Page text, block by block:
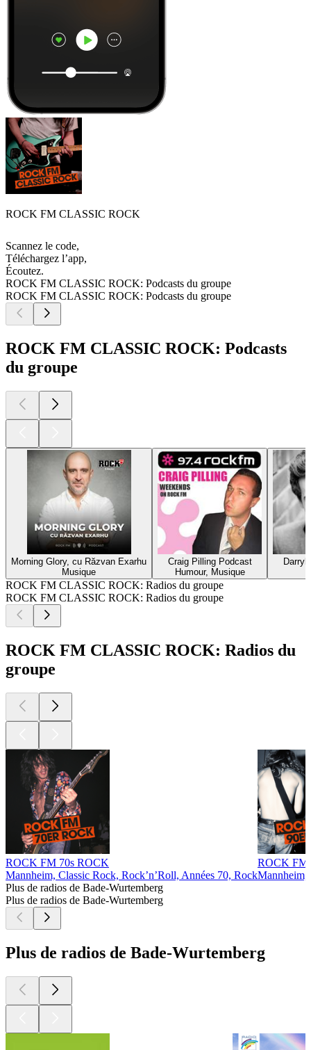
ROCK FM CLASSIC ROCK
Scannez le code,
Téléchargez l’app,
Écoutez.
ROCK FM CLASSIC ROCK: Podcasts du groupe
ROCK FM CLASSIC ROCK: Podcasts du groupe
ROCK FM CLASSIC ROCK: Podcasts
du groupe
Morning Glory, cu Răzvan Exarhu
Musique
Craig Pilling Podcast
Humour, Musique
Darryl
ROCK FM CLASSIC ROCK: Radios du groupe
ROCK FM CLASSIC ROCK: Radios du groupe
ROCK FM CLASSIC ROCK: Radios du
groupe
ROCK FM 70s ROCK
Mannheim, Classic Rock, Rock’n’Roll, Années 70, Rock
ROCK FM
Mannheim,
Plus de radios de Bade-Wurtemberg
Plus de radios de Bade-Wurtemberg
Plus de radios de Bade-Wurtemberg